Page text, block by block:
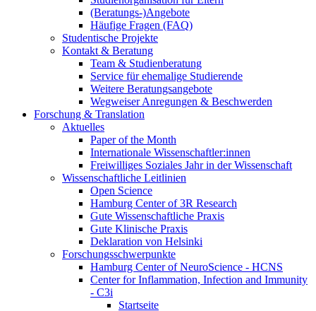
(Beratungs-)Angebote
Häufige Fragen (FAQ)
Studentische Projekte
Kontakt & Beratung
Team & Studienberatung
Service für ehemalige Studierende
Weitere Beratungsangebote
Wegweiser Anregungen & Beschwerden
Forschung & Translation
Aktuelles
Paper of the Month
Internationale Wissenschaftler:innen
Freiwilliges Soziales Jahr in der Wissenschaft
Wissenschaftliche Leitlinien
Open Science
Hamburg Center of 3R Research
Gute Wissenschaftliche Praxis
Gute Klinische Praxis
Deklaration von Helsinki
Forschungsschwerpunkte
Hamburg Center of NeuroScience - HCNS
Center for Inflammation, Infection and Immunity
- C3i
Startseite